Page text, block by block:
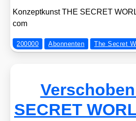
Kon­zept­kunst THE SECRET
com
200000 Abonnenten The Secret
SECRET